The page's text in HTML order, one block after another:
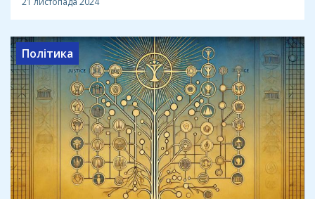
Політика